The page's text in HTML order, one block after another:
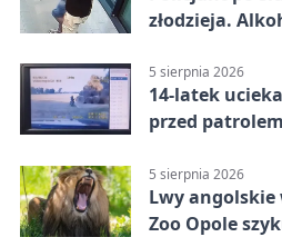
złodzieja.
5 sierpnia 2026
14-latek
przed
5 sierpnia 2026
Lwy
Zoo Opole